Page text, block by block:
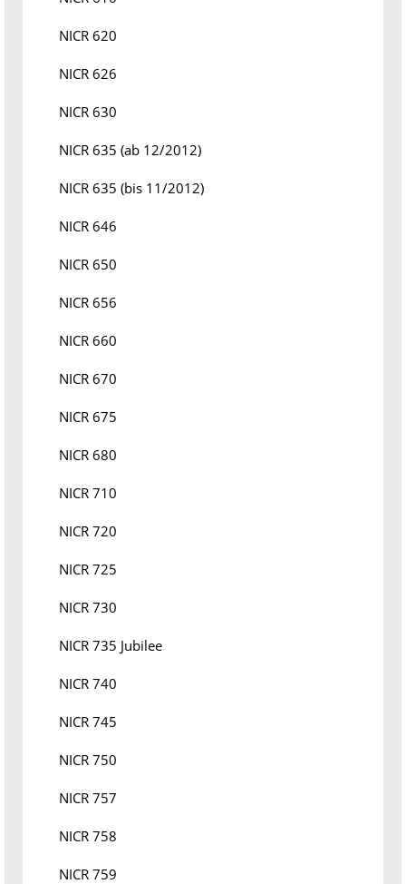
NICR 620
NICR 626
NICR 630
NICR 635 (ab 12/2012)
NICR 635 (bis 11/2012)
NICR 646
NICR 650
NICR 656
NICR 660
NICR 670
NICR 675
NICR 680
NICR 710
NICR 720
NICR 725
NICR 730
NICR 735 Jubilee
NICR 740
NICR 745
NICR 750
NICR 757
NICR 758
NICR 759